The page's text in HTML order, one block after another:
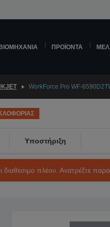
ΠΡΟΪΌΝΤΑ
WorkForce Pro WF-
Υποστήριξη
πλέον. Ανατρέξτε